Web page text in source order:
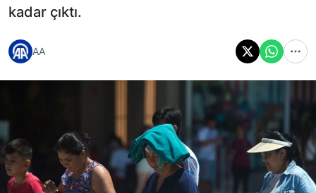
kadar çıktı.
AA